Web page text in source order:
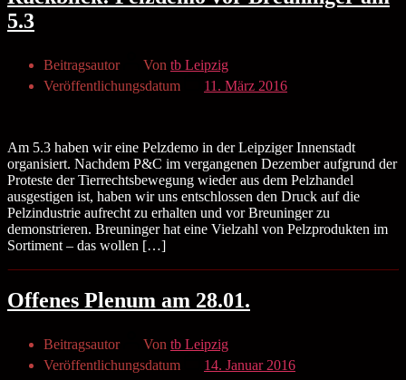
5.3
Beitragsautor Von tb Leipzig
Veröffentlichungsdatum
11. März 2016
Am 5.3 haben wir eine Pelzdemo in der Leipziger Innenstadt
organisiert. Nachdem P&C im vergangenen Dezember aufgrund der
Proteste der Tierrechtsbewegung wieder aus dem Pelzhandel
ausgestigen ist, haben wir uns entschlossen den Druck auf die
Pelzindustrie aufrecht zu erhalten und vor Breuninger zu
demonstrieren. Breuninger hat eine Vielzahl von Pelzprodukten im
Sortiment – das wollen […]
Offenes Plenum am 28.01.
Beitragsautor Von tb Leipzig
Veröffentlichungsdatum
14. Januar 2016